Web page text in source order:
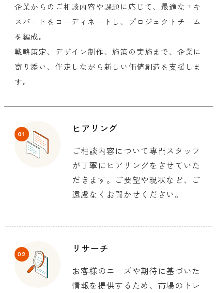
企業からのご相談内容や課題に応じて、最適なエキ
スパートをコーディネートし、プロジェクトチーム
を編成。
戦略策定、デザイン制作、施策の実施まで、企業に
寄り添い、伴走しながら新しい価値創造を支援しま
す。
01
ヒアリング
ご相談内容について専門スタッフ
が丁寧にヒアリングをさせていた
だきます。ご要望や現状など、ご
遠慮なくお聞かせください。
02
リサーチ
お客様のニーズや期待に基づいた
情報を提供するため、市場のトレ